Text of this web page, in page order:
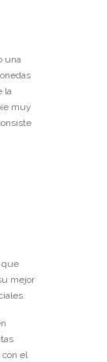
una
la
muy
que
mejor
con el